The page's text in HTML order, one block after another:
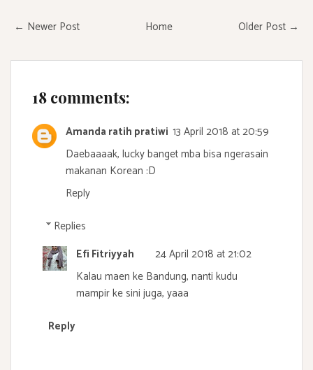
← Newer Post Older Post →
Home
18 comments:
Amanda ratih pratiwi 13 April 2018 at 20:59
Daebaaaak, lucky banget mba bisa ngerasain
makanan Korean :D
Reply
Replies
Efi Fitriyyah
24 April 2018 at 21:02
Kalau maen ke Bandung, nanti kudu
mampir ke sini juga, yaaa
Reply